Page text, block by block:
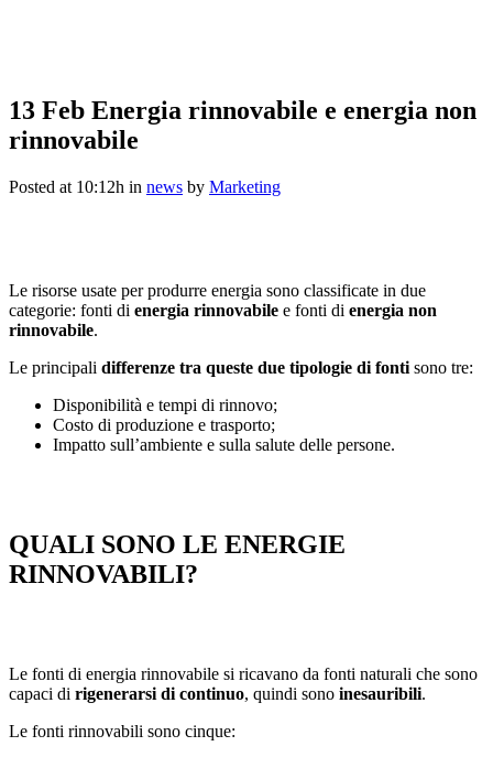
13 Feb Energia rinnovabile e energia non
rinnovabile
Posted at 10:12h in news by Marketing
Le risorse usate per produrre energia sono classificate in due
categorie: fonti di energia rinnovabile e fonti di energia non
rinnovabile.
Le principali differenze tra queste due tipologie di fonti sono tre:
Disponibilità e tempi di rinnovo;
Costo di produzione e trasporto;
Impatto sull’ambiente e sulla salute delle persone.
QUALI SONO LE ENERGIE
RINNOVABILI?
Le fonti di energia rinnovabile si ricavano da fonti naturali che sono
capaci di rigenerarsi di continuo, quindi sono inesauribili.
Le fonti rinnovabili sono cinque: